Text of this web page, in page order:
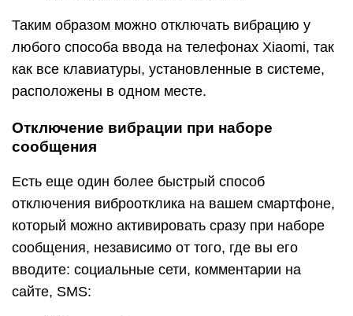
Таким образом можно отключать вибрацию у
любого способа ввода на телефонах Xiaomi, так
как все клавиатуры, установленные в системе,
расположены в одном месте.
Отключение вибрации при наборе
сообщения
Есть еще один более быстрый способ
отключения виброотклика на вашем смартфоне,
который можно активировать сразу при наборе
сообщения, независимо от того, где вы его
вводите: социальные сети, комментарии на
сайте, SMS: